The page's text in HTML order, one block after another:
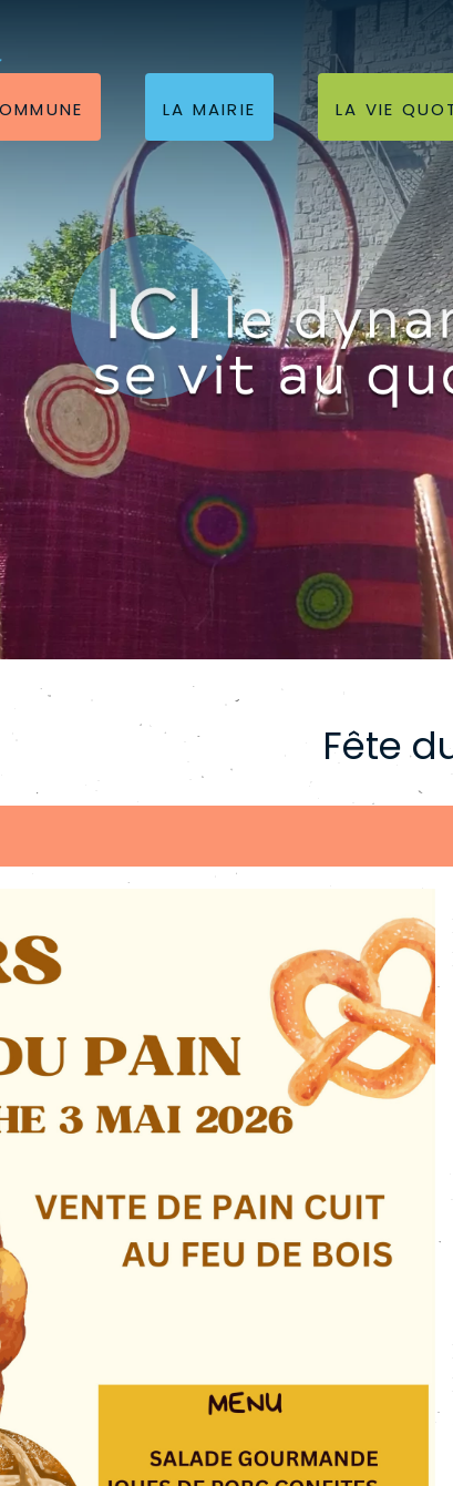
LA MAIRIE LA VIE
Fête